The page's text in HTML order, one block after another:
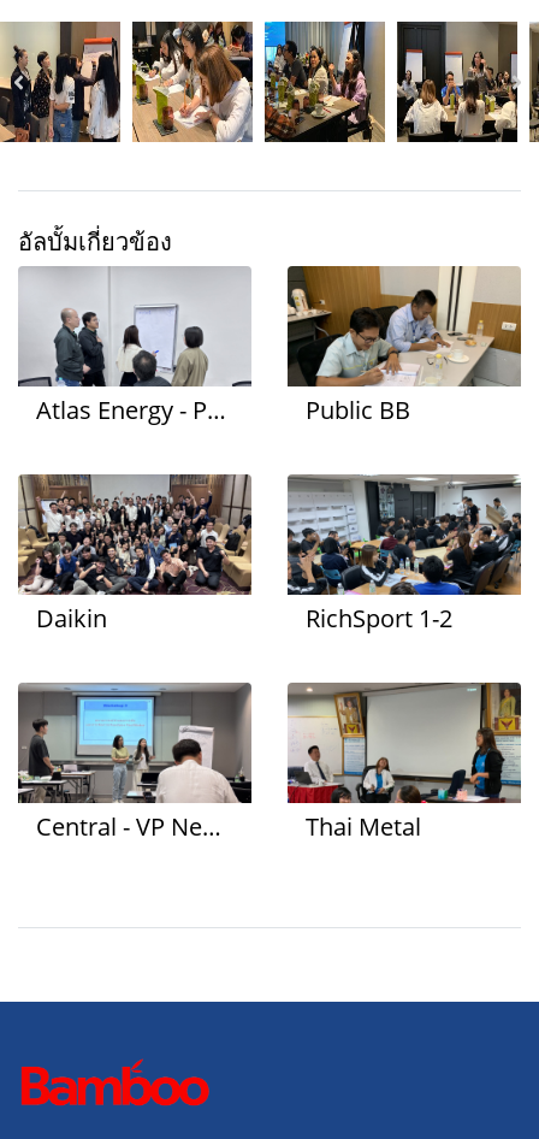
อัลบั้มเกี่ยวข้อง
Atlas Energy - PT Gas Public BB
Daikin RichSport 1-2
Central - VP New Gen Thai Metal